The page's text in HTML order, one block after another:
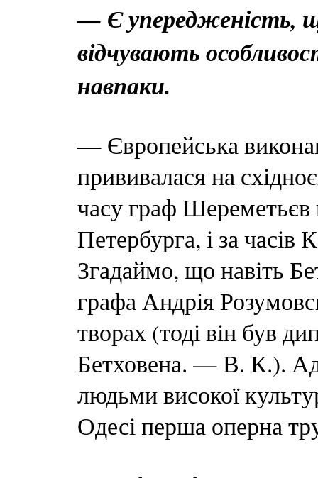
— Є упередженість,
відчувають
навпаки.
— Європейська
прививалася на
часу граф Шереметьєв
Петербурга, і за
Згадаймо, що навіть
графа Андрія
творах (тоді він був
Бетховена. — В. К.).
людьми високої
Одесі перша оперна